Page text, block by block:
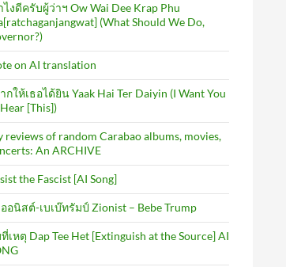
ไงดีครับผู้ว่าฯ Ow Wai Dee Krap Phu
(What Should We Do,
on AI translation
กให้เธอได้ยิน Yaak Hai Ter Daiyin (I Want You
[This])
reviews of random Carabao albums, movies,
An ARCHIVE
the Fascist [AI Song]
อนิสต์-เบเบ๊ทรัมป์ Zionist – Bebe Trump
เหตุ Dap Tee Het [Extinguish at the Source] AI